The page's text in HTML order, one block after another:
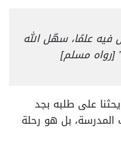
علمًا، سهّل الله
[رواه مسلم]
على طلبه بجد
المدرسة، بل هو رحلة